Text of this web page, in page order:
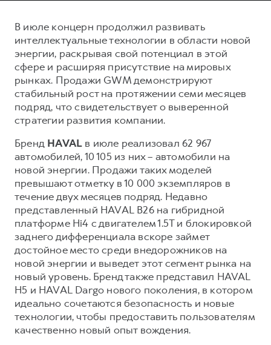
HAVAL Лизинг
АКСЕССУАРЫ HAVAL
Автомобильные аксессуары
Коллекция CITY
Коллекция Базовая
Коллекция Детская
Автомобильные аксессуары
Коллекция CITY
Коллекция Базовая
Коллекция Детская
В июле концерн продолжил развивать
интеллектуальные технологии в области новой
энергии, раскрывая свой потенциал в этой
сфере и расширяя присутствие на мировых
рынках. Продажи GWM демонстрируют
стабильный рост на протяжении семи месяцев
подряд, что свидетельствует о выверенной
стратегии развития компании.
Бренд HAVAL в июле реализовал 62 967
автомобилей, 10 105 из них – автомобили на
новой энергии. Продажи таких моделей
превышают отметку в 10 000 экземпляров в
течение двух месяцев подряд. Недавно
представленный HAVAL B26 на гибридной
платформе Hi4 с двигателем 1.5Т и блокировкой
заднего дифференциала вскоре займет
достойное место среди внедорожников на
новой энергии и выведет этот сегмент рынка на
новый уровень. Бренд также представил HAVAL
H5 и HAVAL Dargo нового поколения, в котором
идеально сочетаются безопасность и новые
технологии, чтобы предоставить пользователям
качественно новый опыт вождения.